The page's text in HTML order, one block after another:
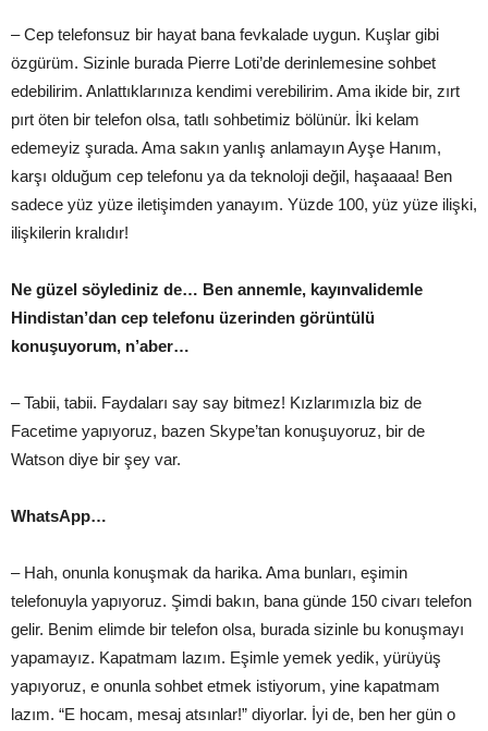
– Cep telefonsuz bir hayat bana fevkalade uygun. Kuşlar gibi
özgürüm. Sizinle burada Pierre Loti’de derinlemesine sohbet
edebilirim. Anlattıklarınıza kendimi verebilirim. Ama ikide bir, zırt
pırt öten bir telefon olsa, tatlı sohbetimiz bölünür. İki kelam
edemeyiz şurada. Ama sakın yanlış anlamayın Ayşe Hanım,
karşı olduğum cep telefonu ya da teknoloji değil, haşaaaa! Ben
sadece yüz yüze iletişimden yanayım. Yüzde 100, yüz yüze ilişki,
ilişkilerin kralıdır!
Ne güzel söylediniz de… Ben annemle, kayınvalidemle
Hindistan’dan cep telefonu üzerinden görüntülü
konuşuyorum, n’aber…
– Tabii, tabii. Faydaları say say bitmez! Kızlarımızla biz de
Facetime yapıyoruz, bazen Skype’tan konuşuyoruz, bir de
Watson diye bir şey var.
WhatsApp…
– Hah, onunla konuşmak da harika. Ama bunları, eşimin
telefonuyla yapıyoruz. Şimdi bakın, bana günde 150 civarı telefon
gelir. Benim elimde bir telefon olsa, burada sizinle bu konuşmayı
yapamayız. Kapatmam lazım. Eşimle yemek yedik, yürüyüş
yapıyoruz, e onunla sohbet etmek istiyorum, yine kapatmam
lazım. “E hocam, mesaj atsınlar!” diyorlar. İyi de, ben her gün o